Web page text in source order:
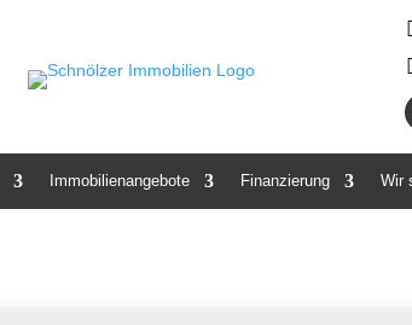
Immobilienangebote Finanzierung Wir